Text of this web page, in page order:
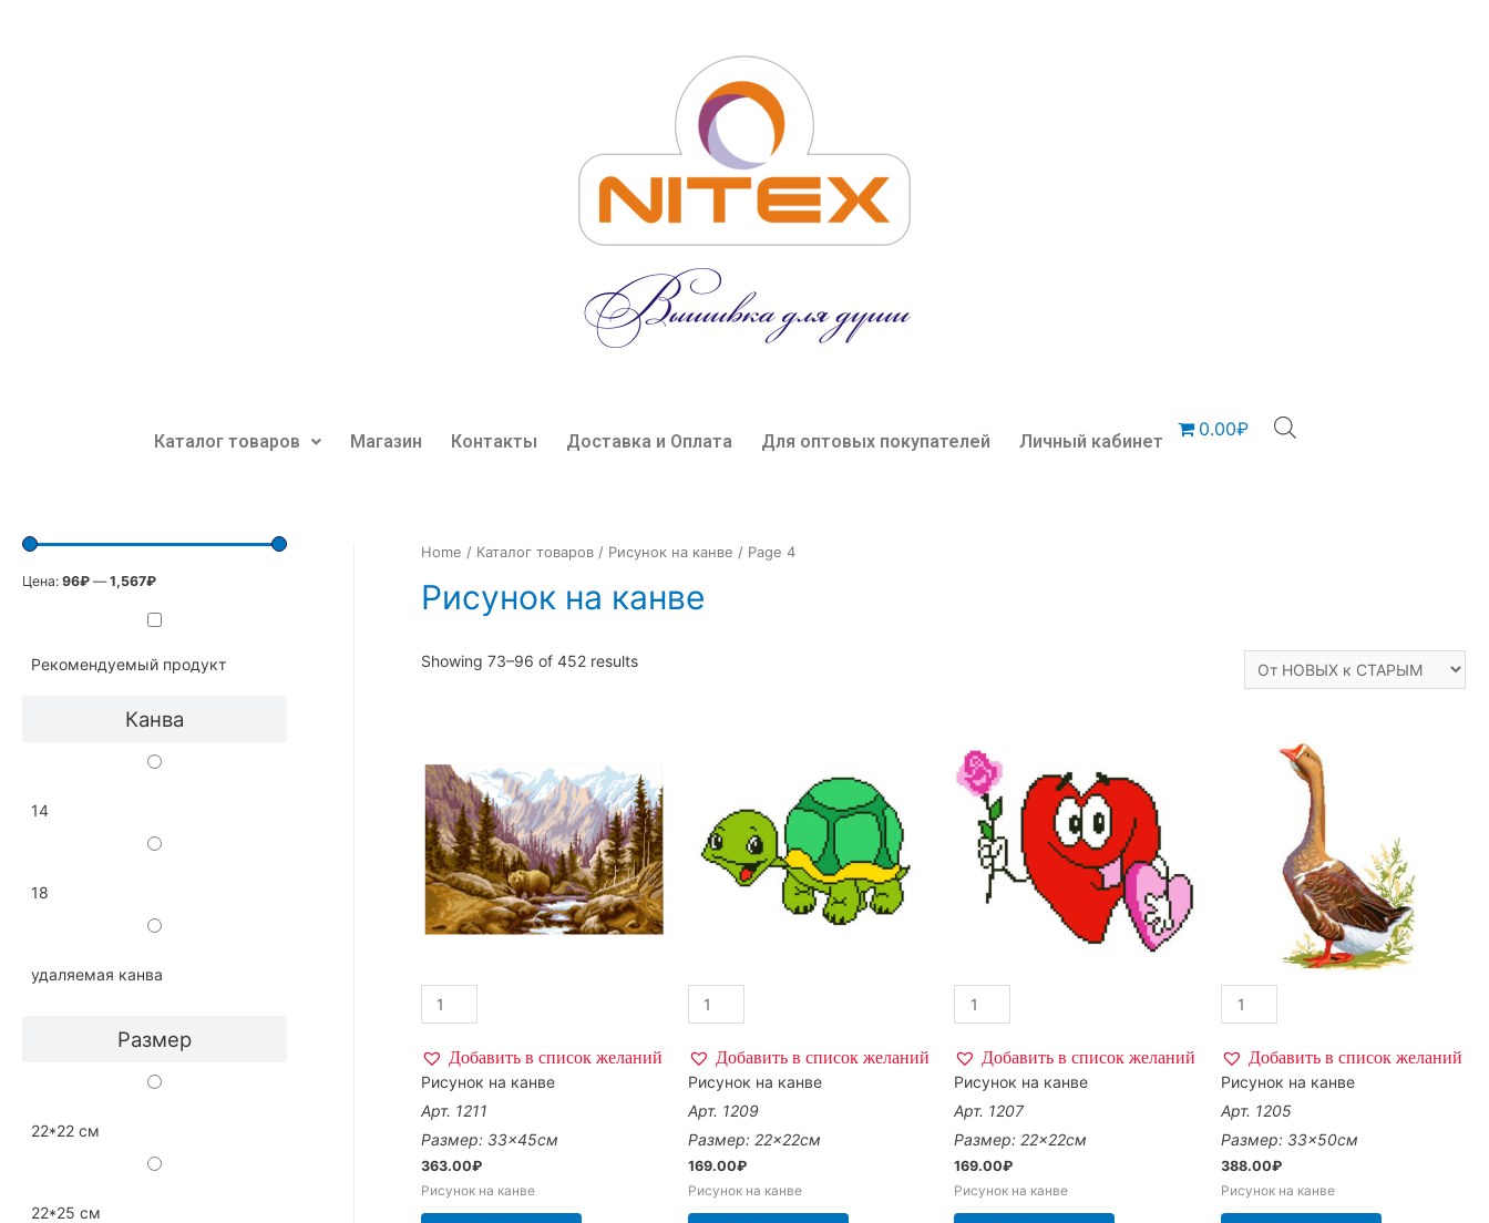
Каталог товаров Магазин Контакты Доставка и Оплата Для оптовых покупателей Личный кабинет
0.00₽
Цена: 96₽ —1,567₽
Рекомендуемый продукт
Канва
14
18
удаляемая канва
Размер
22*22 см
22*25 см
Home / Каталог товаров/ Рисунок на канве / Page 4
Рисунок на канве
Showing 73–96 of 452 results
Добавить в список желаний
Рисунок на канве
Арт. 1211
Размер: 33×45см
363.00₽
Рисунок на канве
Добавить в список желаний
Рисунок на канве
Арт. 1209
Размер: 22×22см
169.00₽
Рисунок на канве
Добавить в список желаний
Рисунок на канве
Арт. 1207
Размер: 22×22см
169.00₽
Рисунок на канве
Добавить в список желаний
Рисунок на канве
Арт. 1205
Размер: 33×50см
388.00₽
Рисунок на канве